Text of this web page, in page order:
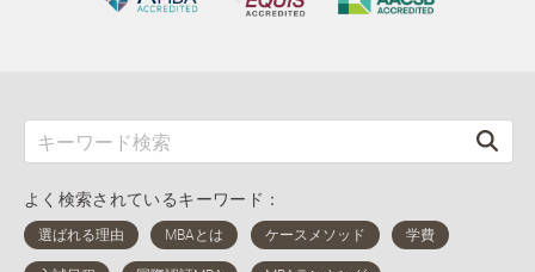
よく検索されているキーワード：